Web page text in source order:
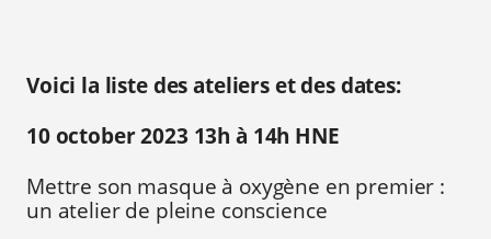
Voici la liste des ateliers et des dates:
10 october 2023 13h à 14h HNE
Mettre son masque à oxygène en premier :
un atelier de pleine conscience